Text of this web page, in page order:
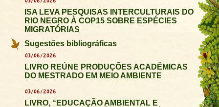
03/06/2026
ISA LEVA PESQUISAS INTERCULTURAIS DO
RIO NEGRO À COP15 SOBRE ESPÉCIES
MIGRATÓRIAS
Sugestões bibliográficas
03/06/2026
LIVRO REÚNE PRODUÇÕES ACADÊMICAS
DO MESTRADO EM MEIO AMBIENTE
03/06/2026
LIVRO, “EDUCAÇÃO AMBIENTAL E